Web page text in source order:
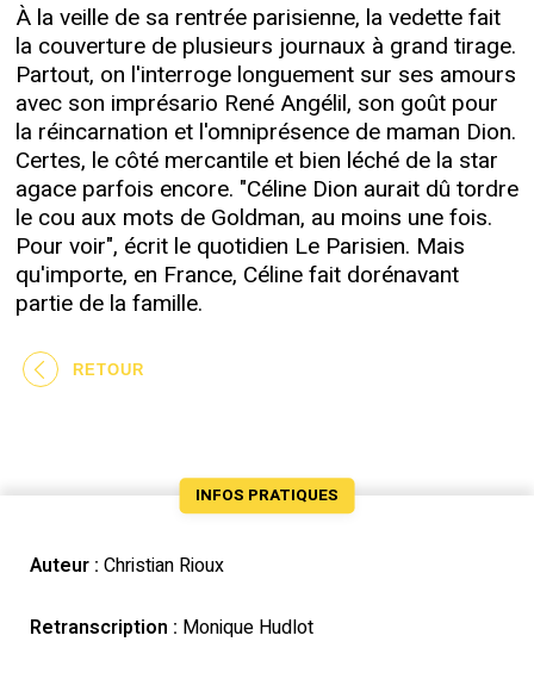
À la veille de sa rentrée parisienne, la vedette fait
la couverture de plusieurs journaux à grand tirage.
Partout, on l'interroge longuement sur ses amours
avec son imprésario René Angélil, son goût pour
la réincarnation et l'omniprésence de maman Dion.
Certes, le côté mercantile et bien léché de la star
agace parfois encore. "Céline Dion aurait dû tordre
le cou aux mots de Goldman, au moins une fois.
Pour voir", écrit le quotidien Le Parisien. Mais
qu'importe, en France, Céline fait dorénavant
partie de la famille.
RETOUR
INFOS PRATIQUES
Auteur : Christian Rioux
Retranscription : Monique Hudlot